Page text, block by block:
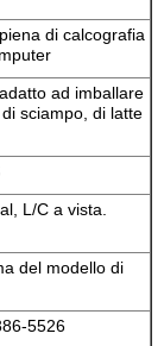
di calcografia
ad imballare
sciampo, di latte
L/C a vista.
del modello di
5526